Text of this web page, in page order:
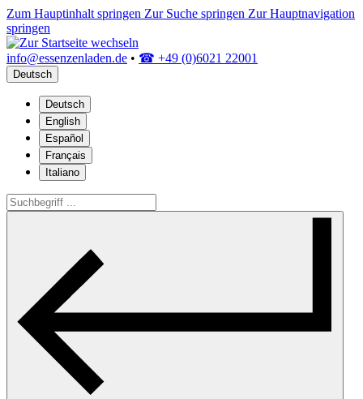
Zum Hauptinhalt springen Zur Suche springen Zur Hauptnavigation
springen
info@essenzenladen.de • ☎ +49 (0)6021 22001
Deutsch
Deutsch
English
Español
Français
Italiano